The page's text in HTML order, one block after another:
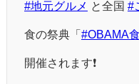
#地元グルメ と全国 #
食の祭典「 #OBAMA
開催されます❗️